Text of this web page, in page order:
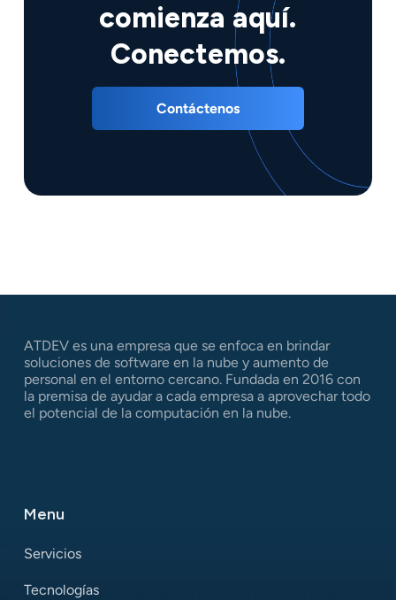
comienza aquí.
Conectemos.
Contáctenos
ATDEV es una empresa que se enfoca en brindar
soluciones de software en la nube y aumento de
personal en el entorno cercano. Fundada en 2016 con
la premisa de ayudar a cada empresa a aprovechar todo
el potencial de la computación en la nube.
Menu
Servicios
Tecnologías